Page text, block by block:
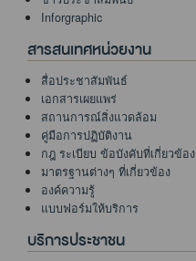
Inforgraphic
สารสนเทศหน่วยงาน
สื่อประชาสัมพันธ์
เอกสารเผยแพร่
สถานการณ์สิ่งแวดล้อม
คู่มือการปฏิบัติงาน
กฎ ระเบียบ ข้อบังคับที่เกี่ยวข้อง
มาตรฐานต่างๆ ที่เกี่ยวข้อง
องค์ความรู้
แบบฟอร์มให้บริการ
บริการประชาชน